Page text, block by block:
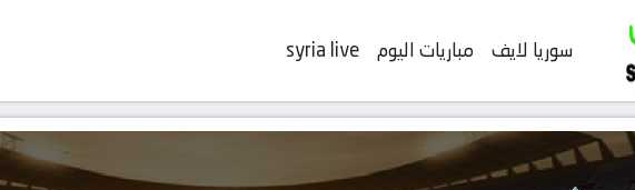
سوريا لايف مباريات اليوم syria live